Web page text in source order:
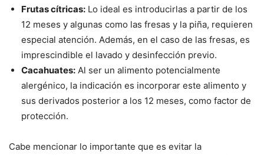
Frutas cítricas: Lo ideal es introducirlas a partir de los
12 meses y algunas como las fresas y la piña, requieren
especial atención. Además, en el caso de las fresas, es
imprescindible el lavado y desinfección previo.
Cacahuates: Al ser un alimento potencialmente
alergénico, la indicación es incorporar este alimento y
sus derivados posterior a los 12 meses, como factor de
protección.
Cabe mencionar lo importante que es evitar la